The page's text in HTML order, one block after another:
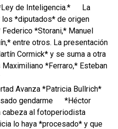
de Inteligencia.*
La
*diputados* de origen
*Storani,* Manuel
entre otros. La presentación
Cormick* y se suma a otra
*Ferraro,* Esteban
Avanza *Patricia Bullrich*
gendarme
*Héctor
cabeza al fotoperiodista
lo haya *procesado* y que